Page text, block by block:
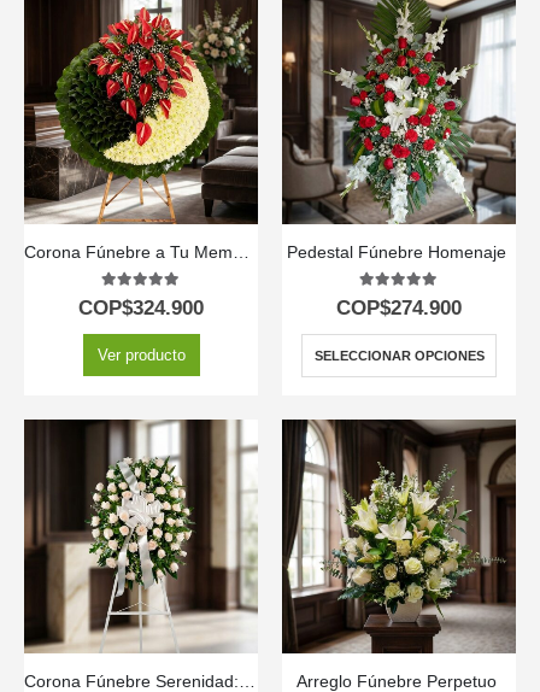
5.00out of 5
COP$324.900
Ver producto
Pedestal Fúnebre Homenaje ️
5.00out of 5
COP$274.900
SELECCIONAR OPCIONES
Arreglo Fúnebre Perpetuo ️